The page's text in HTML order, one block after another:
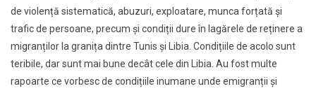
de violență sistematică, abuzuri, exploatare, munca forțată şi
trafic de persoane, precum şi condiții dure în lagărele de reținere a
migranților la granița dintre Tunis şi Libia. Condițiile de acolo sunt
teribile, dar sunt mai bune decât cele din Libia. Au fost multe
rapoarte ce vorbesc de condițiile inumane unde emigranții şi